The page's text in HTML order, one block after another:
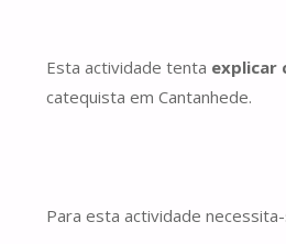
Esta actividade tenta explicar
catequista em Cantanhede.
Para esta actividade